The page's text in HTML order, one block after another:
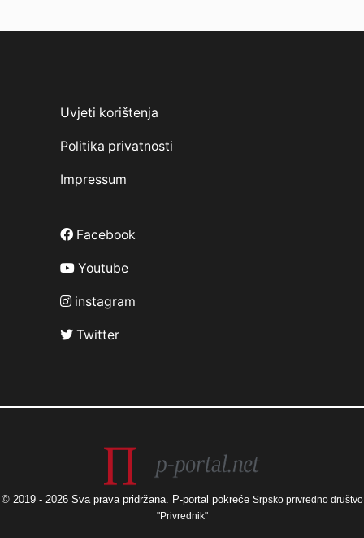
Uvjeti korištenja
Politika privatnosti
Impressum
Facebook
Youtube
instagram
Twitter
© 2019 - 2026 Sva prava pridržana. P-portal pokreće Srpsko privredno društvo
"Privrednik"